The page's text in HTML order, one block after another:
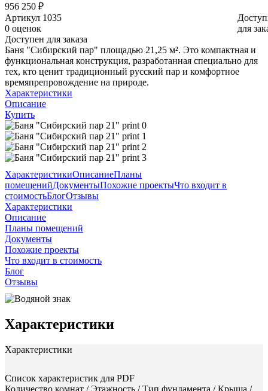
956 250 ₽
для
Артикул 1035
0 оценок
Доступен для заказа
Баня "Сибирский пар" площадью 21,25 м². Это компактная и
функциональная конструкция, разработанная специально для
тех, кто ценит традиционный русский пар и комфортное
времяпрепровождение на природе.
Характеристики
Описание
Купить
ХарактеристикиОписаниеПланы
помещенийДокументыПохожие проектыЧто входит в
стоимостьБлогОтзывы
Характеристики
Описание
Планы помещений
Документы
Похожие проекты
Что входит в стоимость
Блог
Отзывы
Характеристики
Характеристики
Список характеристик для PDF
Количество комнат / Этажность / Тип фундамента / Крыша /